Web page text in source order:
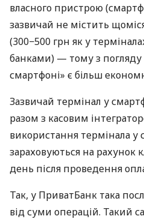
власного пристрою
зазвичай не містить
(300−500 грн як у
банками) — тому з погляду
смартфоні» є більш
Зазвичай термінал у
разом з касовим
використання термінала у
зараховуються на рахунок
день після проведення
Так, у ПриватБанк така
від суми операцій. Такий